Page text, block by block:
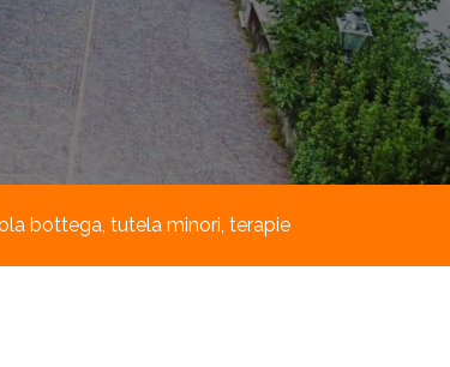
bottega, tutela minori, terapie